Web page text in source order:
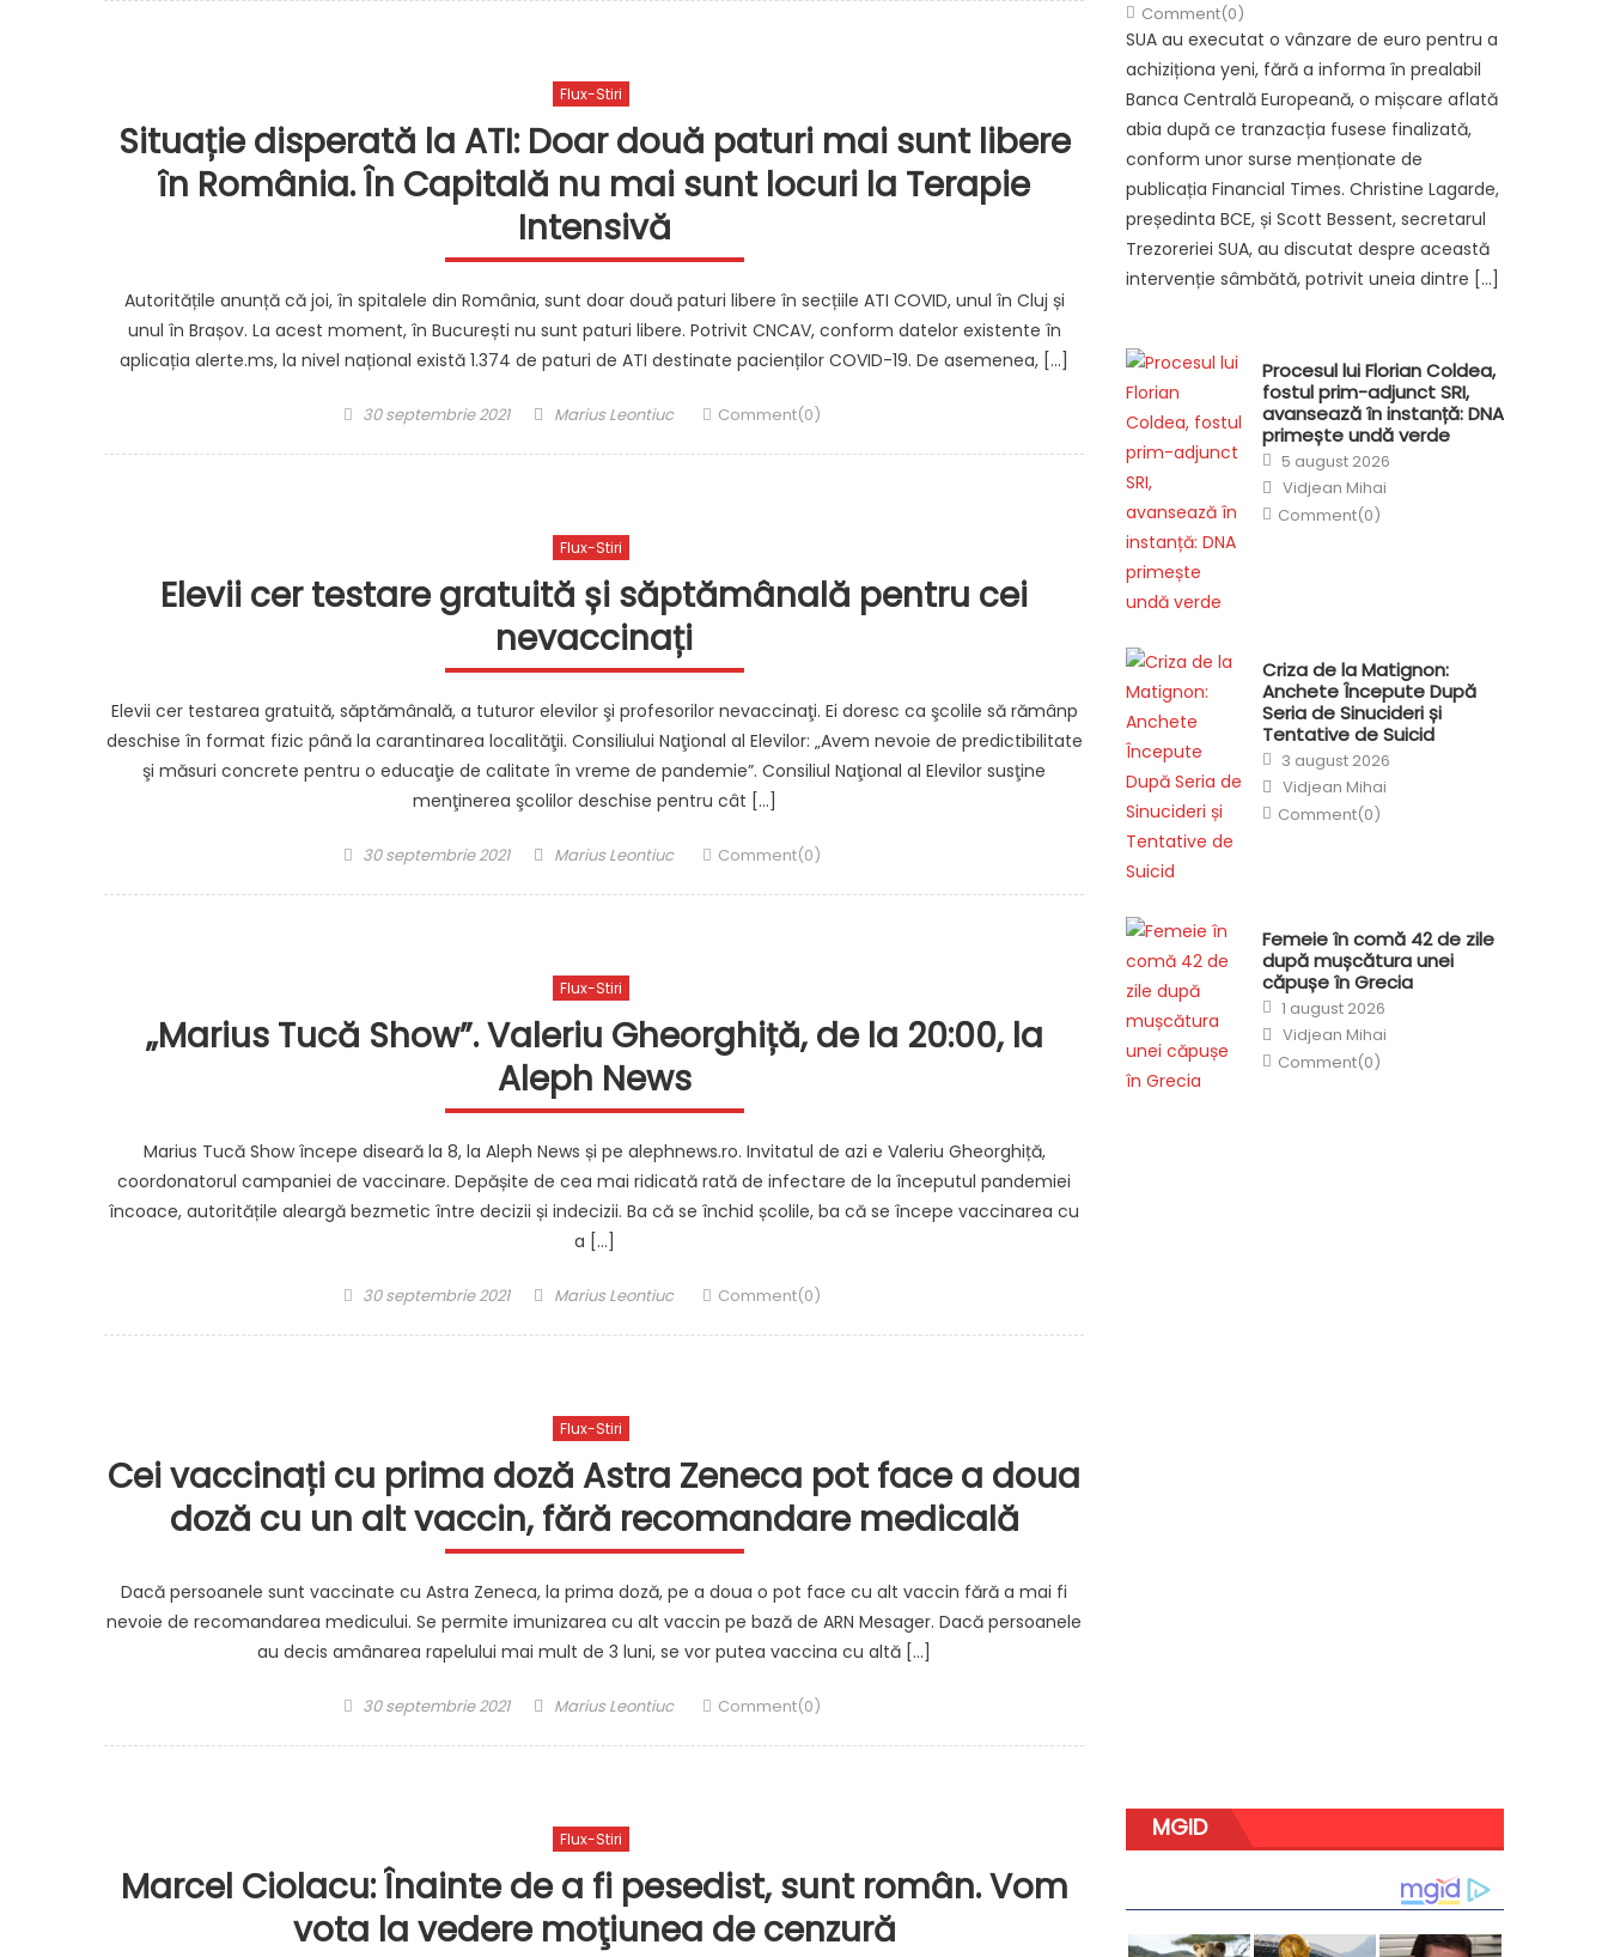
Flux-Stiri
Situație disperată la ATI: Doar două paturi mai sunt libere
în România. În Capitală nu mai sunt locuri la Terapie
Intensivă
Autoritățile anunță că joi, în spitalele din România, sunt doar două paturi libere în secțiile ATI COVID, unul în Cluj și
unul în Brașov. La acest moment, în București nu sunt paturi libere. Potrivit CNCAV, conform datelor existente în
aplicația alerte.ms, la nivel național există 1.374 de paturi de ATI destinate pacienților COVID-19. De asemenea, […]
Posted
30 septembrie 2021 Author
Marius Leontiuc Comment(0)
Flux-Stiri
Elevii cer testare gratuită și săptămânală pentru cei
nevaccinați
Elevii cer testarea gratuită, săptămânală, a tuturor elevilor şi profesorilor nevaccinaţi. Ei doresc ca şcolile să rămânp
deschise în format fizic până la carantinarea localităţii. Consiliului Naţional al Elevilor: „Avem nevoie de predictibilitate
şi măsuri concrete pentru o educaţie de calitate în vreme de pandemie”. Consiliul Naţional al Elevilor susţine
menţinerea şcolilor deschise pentru cât […]
Posted
30 septembrie 2021 Author
Marius Leontiuc Comment(0)
Flux-Stiri
„Marius Tucă Show”. Valeriu Gheorghiță, de la 20:00, la
Aleph News
Marius Tucă Show începe diseară la 8, la Aleph News și pe alephnews.ro. Invitatul de azi e Valeriu Gheorghiță,
coordonatorul campaniei de vaccinare. Depășite de cea mai ridicată rată de infectare de la începutul pandemiei
încoace, autoritățile aleargă bezmetic între decizii și indecizii. Ba că se închid școlile, ba că se începe vaccinarea cu
a […]
Posted
30 septembrie 2021 Author
Marius Leontiuc Comment(0)
Flux-Stiri
Cei vaccinați cu prima doză Astra Zeneca pot face a doua
doză cu un alt vaccin, fără recomandare medicală
Dacă persoanele sunt vaccinate cu Astra Zeneca, la prima doză, pe a doua o pot face cu alt vaccin fără a mai fi
nevoie de recomandarea medicului. Se permite imunizarea cu alt vaccin pe bază de ARN Mesager. Dacă persoanele
au decis amânarea rapelului mai mult de 3 luni, se vor putea vaccina cu altă […]
Posted
30 septembrie 2021 Author
Marius Leontiuc Comment(0)
Flux-Stiri
Marcel Ciolacu: Înainte de a fi pesedist, sunt român. Vom
vota la vedere moţiunea de cenzură
Comment(0)
SUA au executat o vânzare de euro pentru a
achiziționa yeni, fără a informa în prealabil
Banca Centrală Europeană, o mișcare aflată
abia după ce tranzacția fusese finalizată,
conform unor surse menționate de
publicația Financial Times. Christine Lagarde,
președinta BCE, și Scott Bessent, secretarul
Trezoreriei SUA, au discutat despre această
intervenție sâmbătă, potrivit uneia dintre […]
Procesul lui Florian Coldea,
fostul prim-adjunct SRI,
avansează în instanță: DNA
primește undă verde
Posted
on
5 august 2026
Author
Vidjean Mihai
Comment(0)
Criza de la Matignon:
Anchete Începute După
Seria de Sinucideri și
Tentative de Suicid
Posted
on
3 august 2026
Author
Vidjean Mihai
Comment(0)
Femeie în comă 42 de zile
după mușcătura unei
căpușe în Grecia
Posted
on
1 august 2026
Author
Vidjean Mihai
Comment(0)
MGID